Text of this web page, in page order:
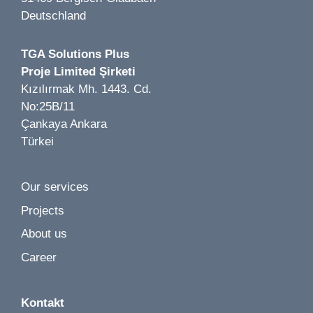
Image 1 of 1
Deutschland
TGA Solutions Plus
Proje Limited Şirketi
Kızılırmak Mh. 1443. Cd.
No:25B/11
Çankaya Ankara
Türkei
Our services
Projects
About us
Career
Kontakt